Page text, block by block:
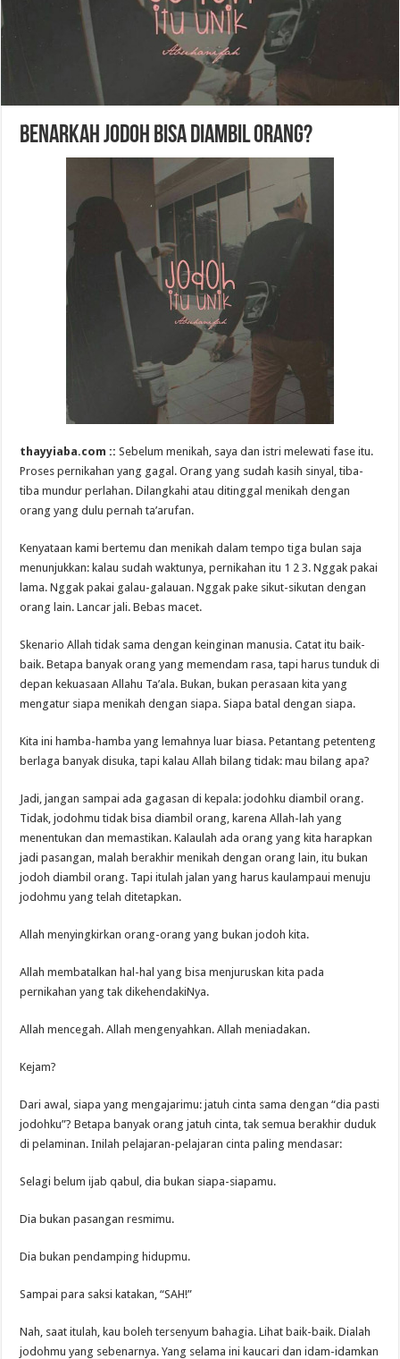
Benarkah Jodoh Bisa Diambil Orang?
thayyiaba.com ::Sebelum menikah, saya dan istri melewati fase itu.
Proses pernikahan yang gagal. Orang yang sudah kasih sinyal, tiba-
tiba mundur perlahan. Dilangkahi atau ditinggal menikah dengan
orang yang dulu pernah ta’arufan.
Kenyataan kami bertemu dan menikah dalam tempo tiga bulan saja
menunjukkan: kalau sudah waktunya, pernikahan itu 1 2 3. Nggak pakai
lama. Nggak pakai galau-galauan. Nggak pake sikut-sikutan dengan
orang lain. Lancar jali. Bebas macet.
Skenario Allah tidak sama dengan keinginan manusia. Catat itu baik-
baik. Betapa banyak orang yang memendam rasa, tapi harus tunduk di
depan kekuasaan Allahu Ta’ala. Bukan, bukan perasaan kita yang
mengatur siapa menikah dengan siapa. Siapa batal dengan siapa.
Kita ini hamba-hamba yang lemahnya luar biasa. Petantang petenteng
berlaga banyak disuka, tapi kalau Allah bilang tidak: mau bilang apa?
Jadi, jangan sampai ada gagasan di kepala: jodohku diambil orang.
Tidak, jodohmu tidak bisa diambil orang, karena Allah-lah yang
menentukan dan memastikan. Kalaulah ada orang yang kita harapkan
jadi pasangan, malah berakhir menikah dengan orang lain, itu bukan
jodoh diambil orang. Tapi itulah jalan yang harus kaulampaui menuju
jodohmu yang telah ditetapkan.
Allah menyingkirkan orang-orang yang bukan jodoh kita.
Allah membatalkan hal-hal yang bisa menjuruskan kita pada
pernikahan yang tak dikehendakiNya.
Allah mencegah. Allah mengenyahkan. Allah meniadakan.
Kejam?
Dari awal, siapa yang mengajarimu: jatuh cinta sama dengan “dia pasti
jodohku”? Betapa banyak orang jatuh cinta, tak semua berakhir duduk
di pelaminan. Inilah pelajaran-pelajaran cinta paling mendasar:
Selagi belum ijab qabul, dia bukan siapa-siapamu.
Dia bukan pasangan resmimu.
Dia bukan pendamping hidupmu.
Sampai para saksi katakan, “SAH!”
Nah, saat itulah, kau boleh tersenyum bahagia. Lihat baik-baik. Dialah
jodohmu yang sebenarnya. Yang selama ini kaucari dan idam-idamkan